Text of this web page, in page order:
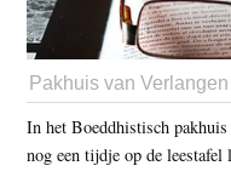
Pakhuis van Verlangen
In het Boeddhistisch
nog een tijdje op de leestafel